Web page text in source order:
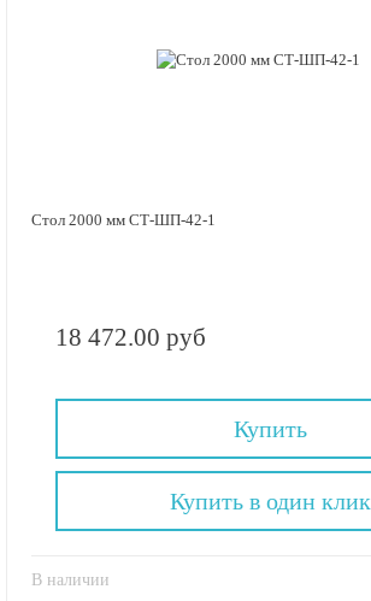
Стол 2000 мм СТ-ШП-42-1
18 472.00 руб
Купить
В наличии
Купить в один клик